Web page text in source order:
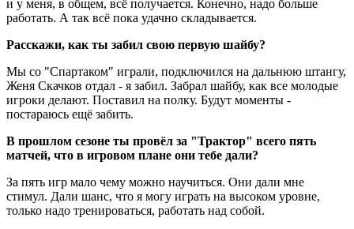
и у меня, в общем, всё получается. Конечно, надо больше
работать. А так всё пока удачно складывается.
Расскажи, как ты забил свою первую шайбу?
Мы со "Спартаком" играли, подключился на дальнюю штангу,
Женя Скачков отдал - я забил. Забрал шайбу, как все молодые
игроки делают. Поставил на полку. Будут моменты -
постараюсь ещё забить.
В прошлом сезоне ты провёл за "Трактор" всего пять
матчей, что в игровом плане они тебе дали?
За пять игр мало чему можно научиться. Они дали мне
стимул. Дали шанс, что я могу играть на высоком уровне,
только надо тренироваться, работать над собой.